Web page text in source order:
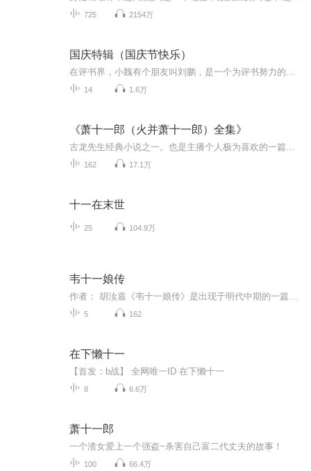
725 2154万
国庆特辑（国庆节快乐）
14 1.6万
《萧十一郎（火并萧十一郎）全集》
162 17.1万
十一在末世
25 104.9万
韦十一娘传
5 162
在下懒十一
【首发：b战】 全网唯一ID 在下懒十一
8 6.6万
萧十一郎
一个渣女爱上一个强盗~杀害自己富二代丈夫的故事！
100 66.4万